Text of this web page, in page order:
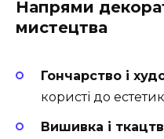
Напрями
мистецтва
Гончарство і
користі до
Вишивка і